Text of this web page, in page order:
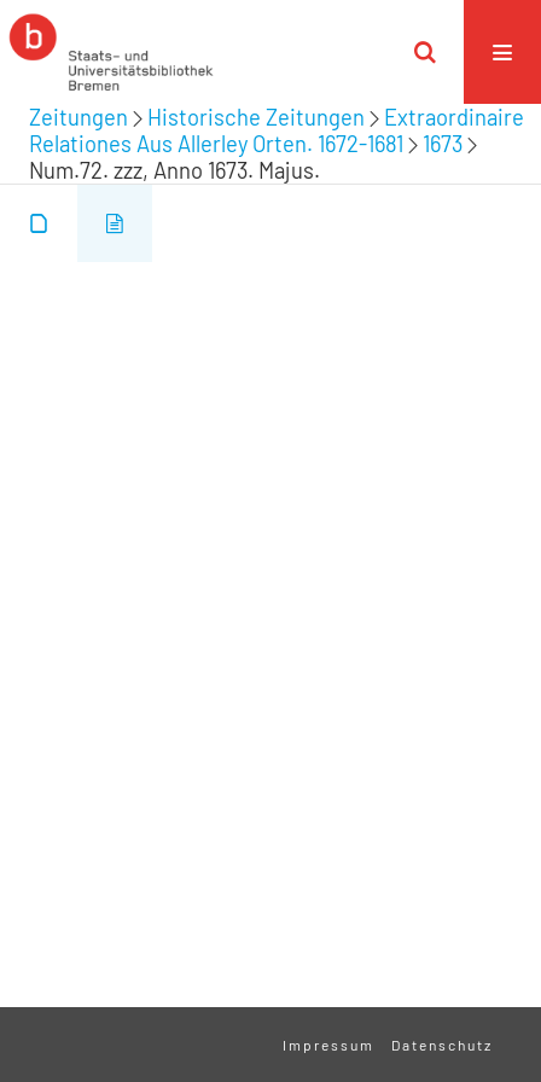
Zeitungen Historische Zeitungen
Extraordinaire
Relationes Aus Allerley Orten. 1672-1681
1673
Num.72. zzz, Anno 1673. Majus.
Impressum Datenschutz